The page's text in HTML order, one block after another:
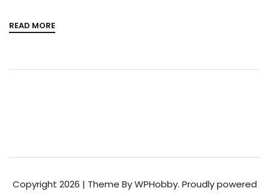
READ MORE
Copyright 2026 | Theme By WPHobby. Proudly powered